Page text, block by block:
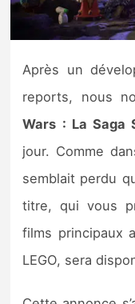
Tests et
Tests de
Tests
Autres tests
Previews
Après un
reports, nous
Wars : La Saga
jour. Comme
semblait perdu
titre, qui vous
films principaux
LEGO, sera